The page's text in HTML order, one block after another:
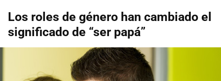
Los roles de género han cambiado el
significado de “ser papá”